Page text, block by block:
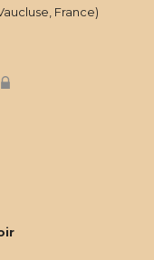
France)